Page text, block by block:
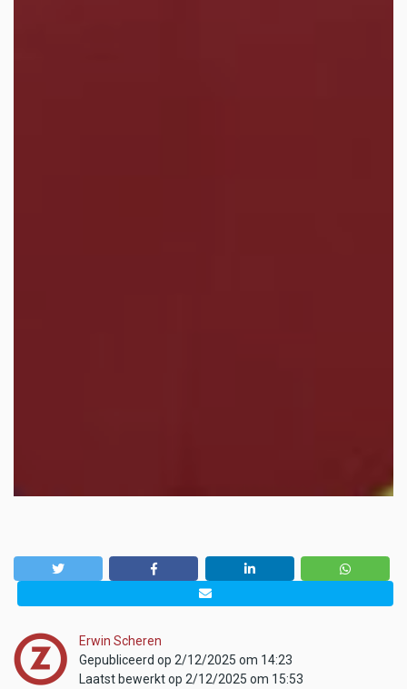
Erwin Scheren
Gepubliceerd op 2/12/2025 om 14:23
Laatst bewerkt op 2/12/2025 om 15:53